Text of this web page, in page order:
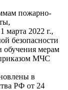
пожарно-
марта 2022 г.,
безопасности
обучения мерам
МЧС
в
РФ от 24